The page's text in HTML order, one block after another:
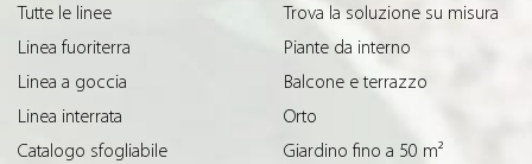
Tutte le linee
Linea fuoriterra
Linea a goccia
Linea interrata
Catalogo sfogliabile
Trova la soluzione su misura
Piante da interno
Balcone e terrazzo
Orto
Giardino fino a 50 m²